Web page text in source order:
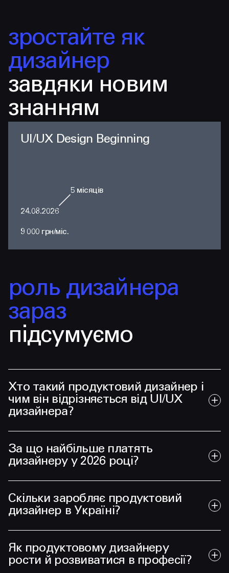
зростайте як
дизайнер
завдяки новим
знанням
UI/UX Design Beginning
24.08.2026
5 місяців
9 000 грн/міс.
роль дизайнера
зараз
підсумуємо
Хто такий продуктовий дизайнер і
чим він відрізняється від UI/UX
дизайнера?
За що найбільше платять
дизайнеру у 2026 році?
Скільки заробляє продуктовий
дизайнер в Україні?
Як продуктовому дизайнеру
рости й розвиватися в професії?